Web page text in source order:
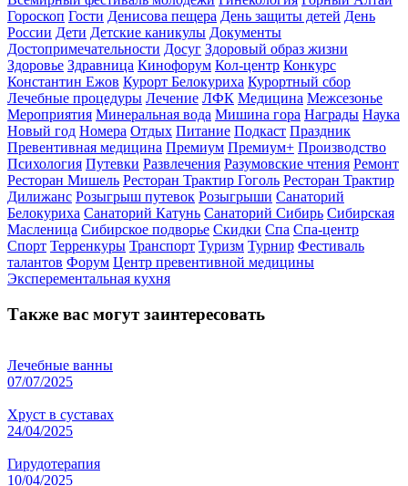
Гороскоп Гости Денисова пещера День защиты детей День
России Дети Детские каникулы Документы
Достопримечательности Досуг Здоровый образ жизни
Здоровье Здравница Кинофорум Кол-центр Конкурс
Константин Ежов Курорт Белокуриха Курортный сбор
Лечебные процедуры Лечение ЛФК Медицина Межсезонье
Мероприятия Минеральная вода Мишина гора Награды Наука
Новый год Номера Отдых Питание Подкаст Праздник
Превентивная медицина Премиум Премиум+ Производство
Психология Путевки Развлечения Разумовские чтения Ремонт
Ресторан Мишель Ресторан Трактир Гоголь Ресторан Трактир
Дилижанс Розыгрыш путевок Розыгрыши Санаторий
Белокуриха Санаторий Катунь Санаторий Сибирь Сибирская
Масленица Сибирское подворье Скидки Спа Спа-центр
Спорт Терренкуры Транспорт Туризм Турнир Фестиваль
талантов Форум Центр превентивной медицины
Эксперементальная кухня
Также вас могут заинтересовать
Лечебные ванны
07/07/2025
Хруст в суставах
24/04/2025
Гирудотерапия
10/04/2025